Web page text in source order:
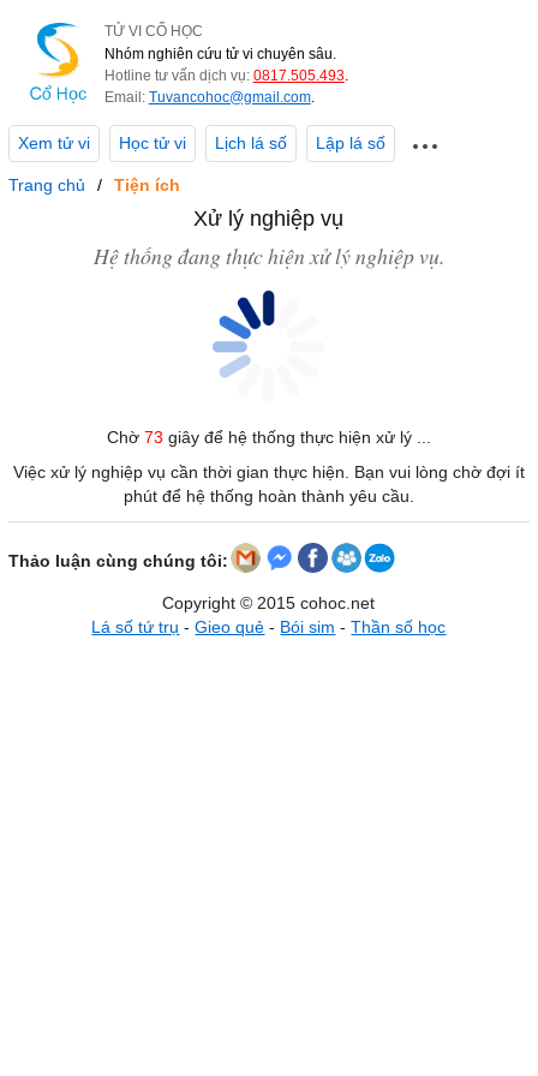
TỬ VI CỔ HỌC
Nhóm nghiên cứu tử vi chuyên sâu.
Hotline tư vấn dịch vụ: 0817.505.493.
Email: Tuvancohoc@gmail.com.
Xem tử vi Học tử vi Lịch lá số Lập lá số
Trang chủ Tiện ích
Xử lý nghiệp vụ
Hệ thống đang thực hiện xử lý nghiệp vụ.
Chờ 73 giây để hệ thống thực hiện xử lý ...
Việc xử lý nghiệp vụ cần thời gian thực hiện. Bạn vui lòng chờ đợi ít
phút để hệ thống hoàn thành yêu cầu.
Thảo luận cùng chúng tôi:
Copyright © 2015 cohoc.net
Lá số tứ trụ -Gieo quẻ - Bói sim -Thần số học